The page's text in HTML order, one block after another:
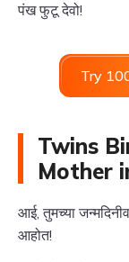
पंख फुटू देवो!
Try
Twins
Mother
आई, तुमच्या
आहोत!